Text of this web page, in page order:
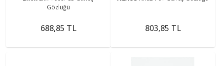
Gözlüğü
688,85 TL 803,85 TL